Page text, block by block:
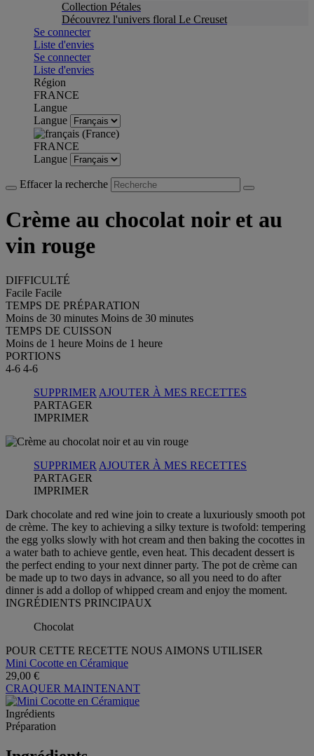
Collection Pétales
Découvrez l'univers floral Le Creuset
Se connecter
Liste d'envies
Se connecter
Liste d'envies
Région
FRANCE
Langue
Langue
FRANCE
Langue
Effacer la recherche
Crème au chocolat noir et au
vin rouge
DIFFICULTÉ
Facile Facile
TEMPS DE PRÉPARATION
Moins de 30 minutes Moins de 30 minutes
TEMPS DE CUISSON
Moins de 1 heure Moins de 1 heure
PORTIONS
4-6 4-6
SUPPRIMER AJOUTER À MES RECETTES
PARTAGER
IMPRIMER
SUPPRIMER AJOUTER À MES RECETTES
PARTAGER
IMPRIMER
Dark chocolate and red wine join to create a luxuriously smooth pot
de crème. The key to achieving a silky texture is twofold: tempering
the egg yolks slowly with hot cream and then baking the cocottes in
a water bath to achieve gentle, even heat. This decadent dessert is
the perfect ending to your next dinner party. The pot de crème can
be made up to two days in advance, so all you need to do after
dinner is add a dollop of whipped cream and enjoy the moment.
INGRÉDIENTS PRINCIPAUX
Chocolat
POUR CETTE RECETTE NOUS AIMONS UTILISER
Mini Cocotte en Céramique
29,00 €
CRAQUER MAINTENANT
Ingrédients
Préparation